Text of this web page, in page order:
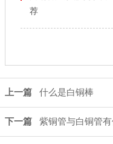
荐
上一篇 什么是白铜棒
下一篇 紫铜管与白铜管有